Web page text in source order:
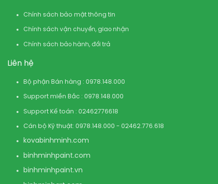
Chính sách bảo mật thông tin
Chính sách vận chuyển, giao nhận
Chính sách bảo hành, đổi trả
Liên hệ
Bộ phận Bán hàng : 0978.148.000
Support miền Bắc : 0978.148.000
Support Kế toán : 02462776618
Cán bộ Kỹ thuật: 0978.148.000 - 02462.776.618
kovabinhminh.com
binhminhpaint.com
binhminhpaint.vn